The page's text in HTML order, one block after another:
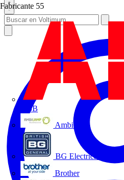
Fabricante 55
ABB
Ambilamp
BG Electrical
Brother